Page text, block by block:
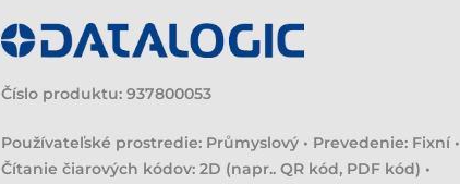
Číslo produktu: 937800053
Používateľské prostredie: Průmyslový • Prevedenie: Fixní •
Čítanie čiarových kódov: 2D (napr.. QR kód, PDF kód) •